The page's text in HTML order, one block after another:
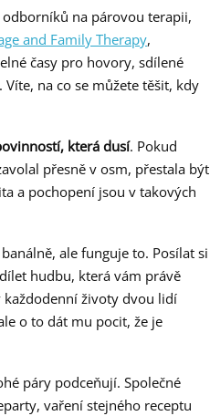
na párovou terapii,
and Family Therapy,
časy pro hovory, sdílené
na co se můžete těšit, kdy
která dusí. Pokud
přesně v osm, přestala být
a pochopení jsou v takových
ale funguje to. Posílat si
hudbu, která vám právě
životy dvou lidí
o to dát mu pocit, že je
páry podceňují. Společné
vaření stejného receptu